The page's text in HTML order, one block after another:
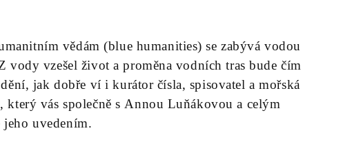
vědám (blue humanities) se zabývá vodou
vody vzešel život a proměna vodních tras bude čím
jak dobře ví i kurátor čísla, spisovatel a mořská
vás společně s Annou Luňákovou a celým
jeho uvedením.